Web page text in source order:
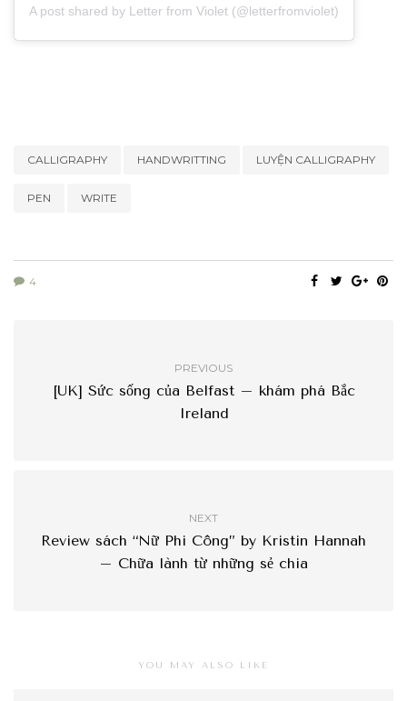
A post shared by Letter from Violet (@letterfromviolet)
CALLIGRAPHY HANDWRITTING LUYỆN CALLIGRAPHY
PEN WRITE
4
PREVIOUS
[UK] Sức sống của Belfast – khám phá Bắc
Ireland
NEXT
Review sách “Nữ Phi Công” by Kristin Hannah
– Chữa lành từ những sẻ chia
YOU MAY ALSO LIKE